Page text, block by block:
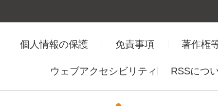
個人情報の保護 免責事項 著作権
ウェブアクセシビリティ RSSにつ